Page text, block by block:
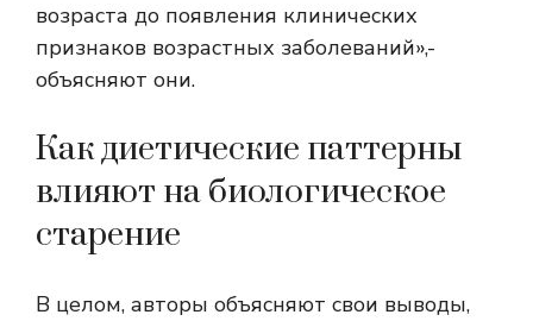
возраста до появления клинических
признаков возрастных заболеваний»,-
объясняют они.
Как диетические паттерны
влияют на биологическое
старение
В целом, авторы объясняют свои выводы,